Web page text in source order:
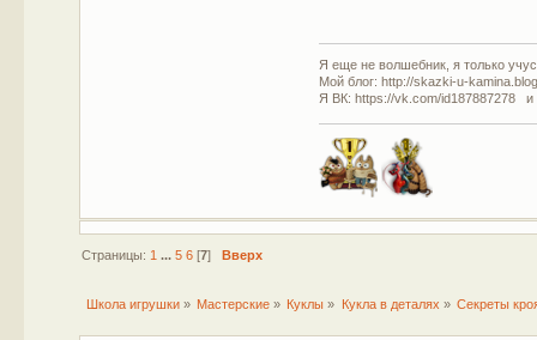
Я еще не волшебник, я только
Мой блог: http://skazki-u-
Я ВК: https://vk.com/id187887278 и
Страницы: 1 ... 5 6[7] Вверх
Школа игрушки» Мастерские » Куклы » Кукла в деталях » Секреты